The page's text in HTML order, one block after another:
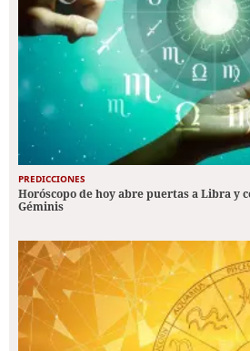
PREDICCIONES
Horóscopo de hoy abre puertas a Libra y
Géminis